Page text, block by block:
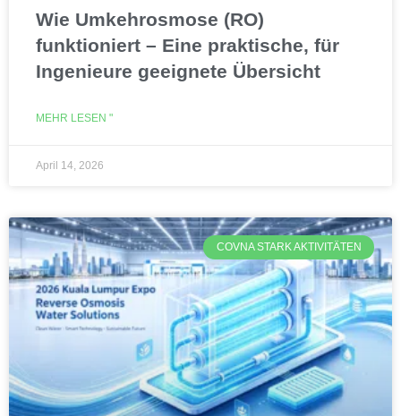
Wie Umkehrosmose (RO)
funktioniert – Eine praktische, für
Ingenieure geeignete Übersicht
MEHR LESEN "
April 14, 2026
COVNA STARK AKTIVITÄTEN